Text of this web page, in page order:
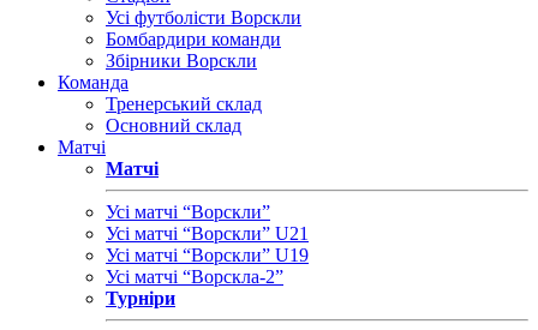
Усі футболісти Ворскли
Бомбардири команди
Збірники Ворскли
Команда
Тренерський склад
Основний склад
Матчі
Матчі
Усі матчі “Ворскли”
Усі матчі “Ворскли” U21
Усі матчі “Ворскли” U19
Усі матчі “Ворскла-2”
Турніри